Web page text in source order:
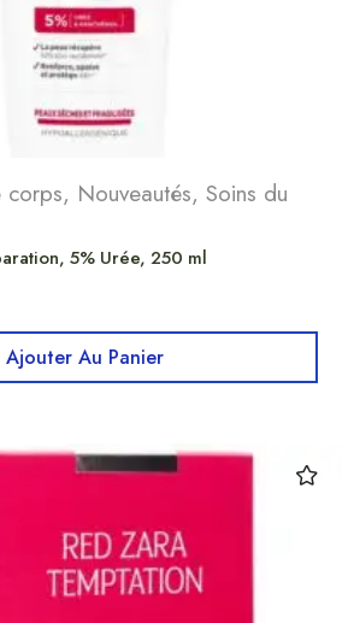
corps, Nouveautés, Soins du
5% Urée, 250 ml
Ajouter Au Panier